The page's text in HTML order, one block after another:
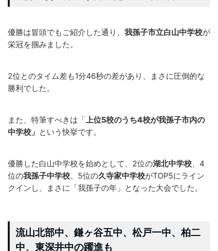
優勝は冒頭でもご紹介した通り、 我孫子市立白山中学校が
栄冠を掴みました。
2位とのタイム差も1分46秒の差があり、まさに圧倒的な
勝利でした。
また、特筆すべきは「 上位5校のうち4校が我孫子市内の
中学校」 という快挙です。
優勝した白山中学校を始めとして、2位の湖北中学校 、4
位の我孫子中学校 、5位の久寺家中学校がTOP5にライン
クインし、まさに「我孫子の年」となった大会でした。
流山北部中、鎌ヶ谷五中、松戸一中、柏二
中、東深井中の躍進も